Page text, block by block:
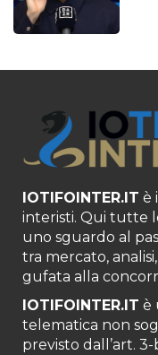
IOTIFOINTER.IT è
interisti. Qui tutte
uno sguardo al
tra mercato,
gufata alla
IOTIFOINTER.IT è
telematica non
previsto dall’art.